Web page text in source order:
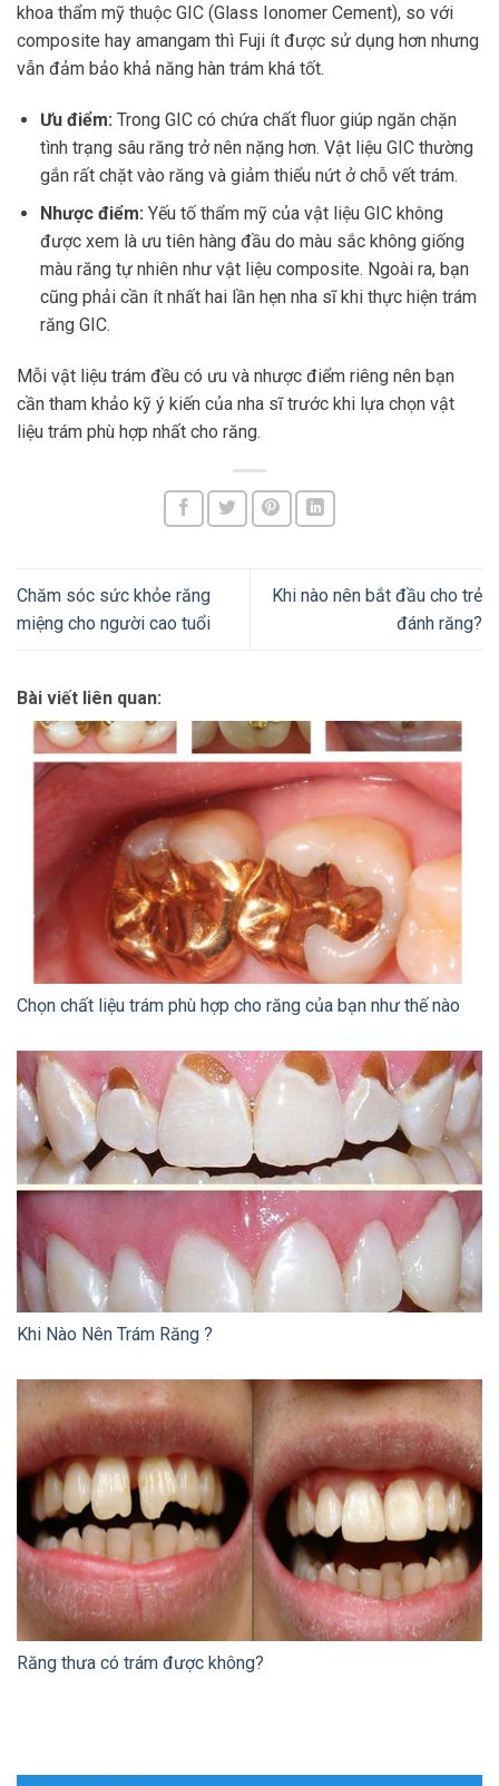
khoa thẩm mỹ thuộc GIC (Glass Ionomer Cement), so với
composite hay amangam thì Fuji ít được sử dụng hơn nhưng
vẫn đảm bảo khả năng hàn trám khá tốt.
Ưu điểm: Trong GIC có chứa chất fluor giúp ngăn chặn
tình trạng sâu răng trở nên nặng hơn. Vật liệu GIC thường
gắn rất chặt vào răng và giảm thiểu nứt ở chỗ vết trám.
Nhược điểm: Yếu tố thẩm mỹ của vật liệu GIC không
được xem là ưu tiên hàng đầu do màu sắc không giống
màu răng tự nhiên như vật liệu composite. Ngoài ra, bạn
cũng phải cần ít nhất hai lần hẹn nha sĩ khi thực hiện trám
răng GIC.
Mỗi vật liệu trám đều có ưu và nhược điểm riêng nên bạn
cần tham khảo kỹ ý kiến của nha sĩ trước khi lựa chọn vật
liệu trám phù hợp nhất cho răng.
Chăm sóc sức khỏe răng
miệng cho người cao tuổi
Khi nào nên bắt đầu cho trẻ
đánh răng?
Bài viết liên quan:
Chọn chất liệu trám phù hợp cho răng của bạn như thế nào
Khi Nào Nên Trám Răng ?
Răng thưa có trám được không?